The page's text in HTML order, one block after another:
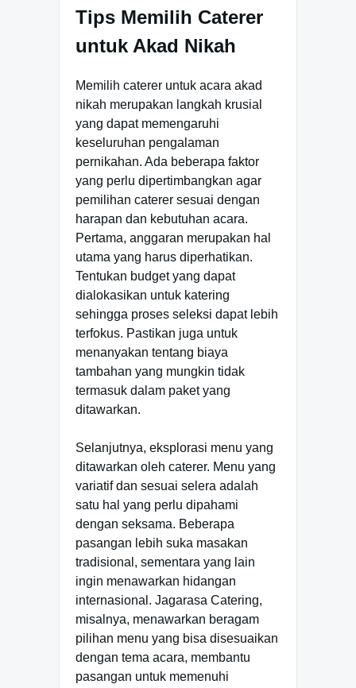
Tips Memilih Caterer
untuk Akad Nikah
Memilih caterer untuk acara akad
nikah merupakan langkah krusial
yang dapat memengaruhi
keseluruhan pengalaman
pernikahan. Ada beberapa faktor
yang perlu dipertimbangkan agar
pemilihan caterer sesuai dengan
harapan dan kebutuhan acara.
Pertama, anggaran merupakan hal
utama yang harus diperhatikan.
Tentukan budget yang dapat
dialokasikan untuk katering
sehingga proses seleksi dapat lebih
terfokus. Pastikan juga untuk
menanyakan tentang biaya
tambahan yang mungkin tidak
termasuk dalam paket yang
ditawarkan.
Selanjutnya, eksplorasi menu yang
ditawarkan oleh caterer. Menu yang
variatif dan sesuai selera adalah
satu hal yang perlu dipahami
dengan seksama. Beberapa
pasangan lebih suka masakan
tradisional, sementara yang lain
ingin menawarkan hidangan
internasional. Jagarasa Catering,
misalnya, menawarkan beragam
pilihan menu yang bisa disesuaikan
dengan tema acara, membantu
pasangan untuk memenuhi